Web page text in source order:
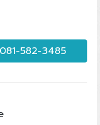
081-582-3485